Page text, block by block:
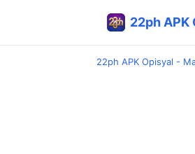
22ph APK
22ph APK Opisyal -